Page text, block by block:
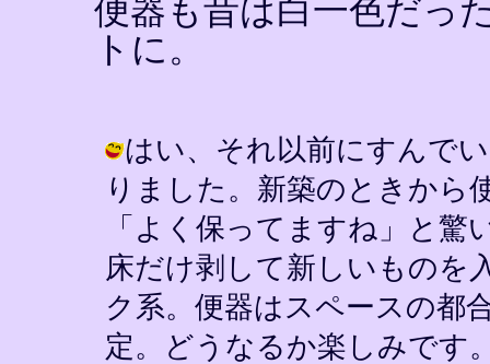
便器も昔は白一色だっ
トに。
はい、それ以前にすんで
りました。新築のときから
「よく保ってますね」と
床だけ剥して新しいものを
ク系。便器はスペースの都
定。どうなるか楽しみです